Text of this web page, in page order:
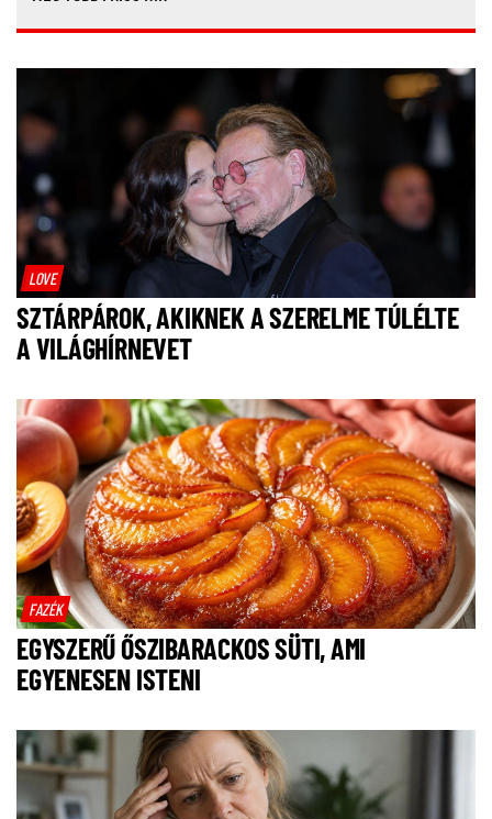
LOVE
SZTÁRPÁROK, AKIKNEK A SZERELME TÚLÉLTE
A VILÁGHÍRNEVET
FAZÉK
EGYSZERŰ ŐSZIBARACKOS SÜTI, AMI
EGYENESEN ISTENI